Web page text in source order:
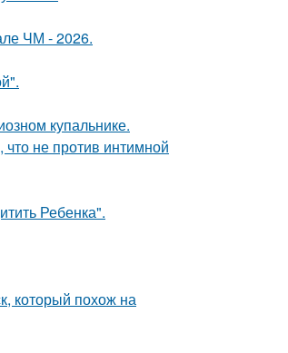
ЧМ - 2026.
купальнике.
не против интимной
Ребенка".
который похож на